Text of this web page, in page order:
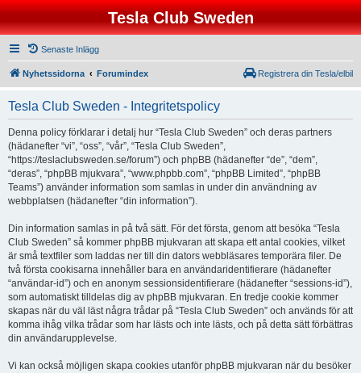
Tesla Club Sweden
Senaste Inlägg
Nyhetssidorna Forumindex Registrera din Tesla/elbil
Tesla Club Sweden - Integritetspolicy
Denna policy förklarar i detalj hur “Tesla Club Sweden” och deras partners
(hädanefter “vi”, “oss”, “vår”, “Tesla Club Sweden”,
“https://teslaclubsweden.se/forum”) och phpBB (hädanefter “de”, “dem”,
“deras”, “phpBB mjukvara”, “www.phpbb.com”, “phpBB Limited”, “phpBB
Teams”) använder information som samlas in under din användning av
webbplatsen (hädanefter “din information”).
Din information samlas in på två sätt. För det första, genom att besöka “Tesla
Club Sweden” så kommer phpBB mjukvaran att skapa ett antal cookies, vilket
är små textfiler som laddas ner till din dators webbläsares temporära filer. De
två första cookisarna innehåller bara en användaridentifierare (hädanefter
“användar-id”) och en anonym sessionsidentifierare (hädanefter “sessions-id”),
som automatiskt tilldelas dig av phpBB mjukvaran. En tredje cookie kommer
skapas när du väl läst några trådar på “Tesla Club Sweden” och används för att
komma ihåg vilka trådar som har lästs och inte lästs, och på detta sätt förbättras
din användarupplevelse.
Vi kan också möjligen skapa cookies utanför phpBB mjukvaran när du besöker